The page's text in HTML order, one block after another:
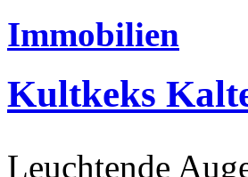
Immobilien
Kultkeks
Leuchtende